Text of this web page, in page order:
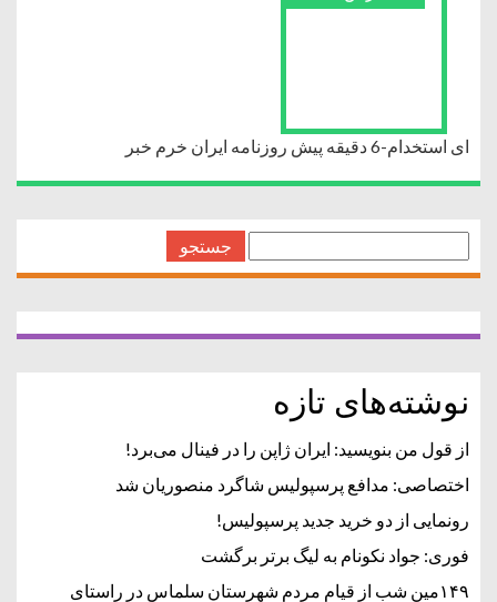
ای استخدام-6 دقیقه پیش روزنامه ایران خرم خبر
برای:
نوشته‌های تازه
از قول من بنویسید: ایران ژاپن را در فینال می‌برد!
اختصاصی: مدافع پرسپولیس شاگرد منصوریان شد
رونمایی از دو خرید جدید پرسپولیس!
فوری: جواد نکونام به لیگ برتر برگشت
۱۴۹مین شب از قیام مردم شهرستان سلماس در راستای